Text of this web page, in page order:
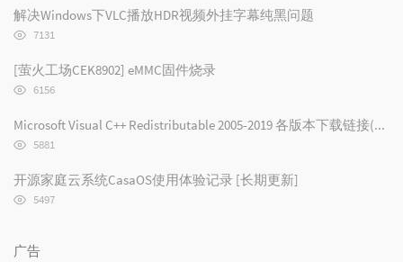
次
数:
解决Windows下VLC播放HDR视频外挂字幕纯黑问题
浏
次
数:
7131
[萤火工场CEK8902] eMMC固件烧录
浏
数:
6156
Microsoft Visual C++ Redistributable 2005-2019 各版本下载链接(2019/2017/2015/2013/2012/2010/2008/2005)
浏
次
数:
5881
开源家庭云系统CasaOS使用体验记录 [长期更新]
浏
数:
5497
广告